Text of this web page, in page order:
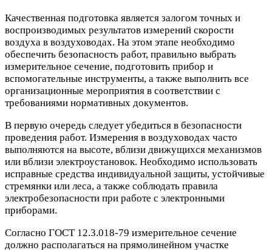
Качественная подготовка является залогом точных и
воспроизводимых результатов измерений скорости
воздуха в воздуховодах. На этом этапе необходимо
обеспечить безопасность работ, правильно выбрать
измерительное сечение, подготовить прибор и
вспомогательные инструменты, а также выполнить все
организационные мероприятия в соответствии с
требованиями нормативных документов.
В первую очередь следует убедиться в безопасности
проведения работ. Измерения в воздуховодах часто
выполняются на высоте, вблизи движущихся механизмов
или вблизи электроустановок. Необходимо использовать
исправные средства индивидуальной защиты, устойчивые
стремянки или леса, а также соблюдать правила
электробезопасности при работе с электронными
приборами.
Согласно ГОСТ 12.3.018-79 измерительное сечение
должно располагаться на прямолинейном участке